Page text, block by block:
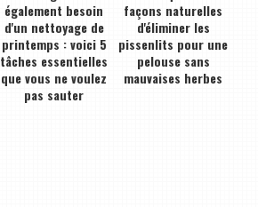
également besoin
d'un nettoyage de
printemps : voici 5
tâches essentielles
que vous ne voulez
pas sauter
façons naturelles
d'éliminer les
pissenlits pour une
pelouse sans
mauvaises herbes